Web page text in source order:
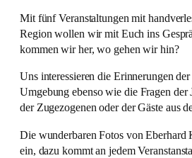
Mit fünf Veranstaltungen mit
Region wollen wir mit Euch ins
kommen wir her, wo gehen wir hin?
Uns interessieren die Erinnerungen
Umgebung ebenso wie die Fragen
der Zugezogenen oder der Gäste aus
Die wunderbaren Fotos von Eberhard
ein, dazu kommt an jedem